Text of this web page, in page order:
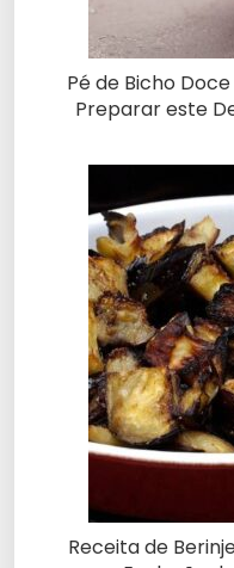
Pé de Bicho
Preparar este
Receita de